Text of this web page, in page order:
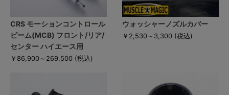
CRS モーションコントロール
ビーム(MCB) フロント/リア/
センター ハイエース用
￥86,900～269,500 (税込)
ウォッシャーノズルカバー
￥2,530～3,300 (税込)